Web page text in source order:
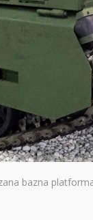
bazna